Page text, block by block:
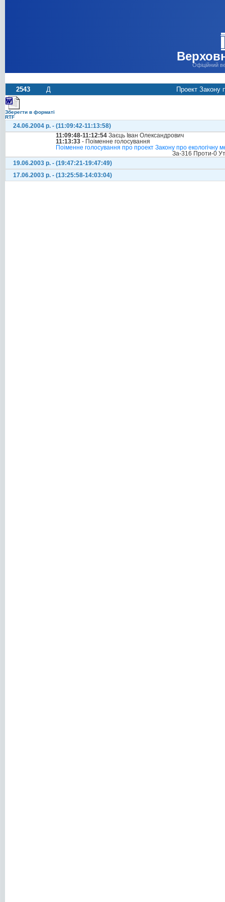
Офіційний
2543 Д Проект Закону
Зберегти в форматі
RTF
24.06.2004 р. - (11:09:42-11:13:58)
11:09:48-11:12:54 Заєць Іван Олександрович
11:13:33 - Поіменне голосування
Поіменне голосування про проект Закону про екологічну
За-316 Проти-0
19.06.2003 р. - (19:47:21-19:47:49)
17.06.2003 р. - (13:25:58-14:03:04)